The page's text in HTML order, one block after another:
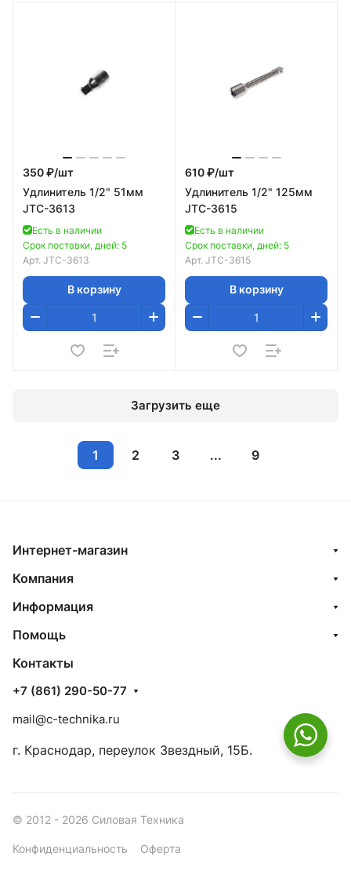
350 ₽/шт
Удлинитель 1/2" 51мм
JTC-3613
Есть в наличии
Срок поставки, дней: 5
Арт. JTC-3613
В корзину
610 ₽/шт
Удлинитель 1/2" 125мм
JTC-3615
Есть в наличии
Срок поставки, дней: 5
Арт. JTC-3615
В корзину
Загрузить еще
1 2 3 ... 9
Интернет-магазин
Компания
Информация
Помощь
Контакты
+7 (861) 290-50-77
mail@c-technika.ru
г. Краснодар, переулок Звездный, 15Б.
© 2012 - 2026 Силовая Техника
Конфиденциальность Оферта